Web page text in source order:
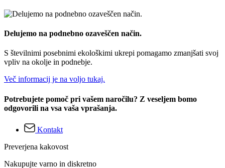
Delujemo na podnebno ozaveščen način.
S številnimi posebnimi ekološkimi ukrepi pomagamo zmanjšati svoj
vpliv na okolje in podnebje.
Več informacij je na voljo tukaj.
Potrebujete pomoč pri vašem naročilu? Z veseljem bomo
odgovorili na vsa vaša vprašanja.
Kontakt
Preverjena kakovost
Nakupujte varno in diskretno